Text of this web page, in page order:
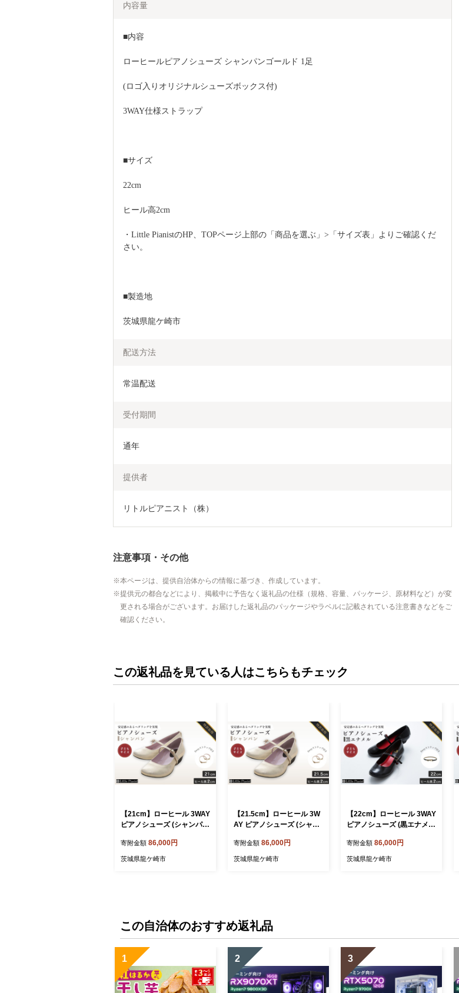
内容量
■内容
ローヒールピアノシューズ シャンパンゴールド 1足
(ロゴ入りオリジナルシューズボックス付)
3WAY仕様ストラップ
■サイズ
22cm
ヒール高2cm
・Little PianistのHP、TOPページ上部の「商品を選ぶ」>「サイズ表」よりご確認くだ
さい。
■製造地
茨城県龍ケ崎市
配送方法
常温配送
受付期間
通年
提供者
リトルピアニスト（株）
注意事項・その他
本ページは、提供自治体からの情報に基づき、作成しています。
提供元の都合などにより、掲載中に予告なく返礼品の仕様（規格、容量、パッケージ、原材料など）が変
更される場合がございます。お届けした返礼品のパッケージやラベルに記載されている注意書きなどをご
確認ください。
この返礼品を見ている人はこちらもチェック
【21cm】ローヒール 3WAY
ピアノシューズ (シャンパン
くつ シューズ レディース
日本製 特許取得 滑り止め付
寄附金額 86,000円
茨城県龍ケ崎市
【21.5cm】ローヒール 3W
AY ピアノシューズ (シャン
| 靴 くつ シューズ レディー
ス 日本製 特許取得 滑り止
寄附金額 86,000円
茨城県龍ケ崎市
【22cm】ローヒール 3WAY
ピアノシューズ (黒エナメ
ューズ レディース 日本製
特許取得 滑り止め付 負担軽
寄附金額 86,000円
茨城県龍ケ崎市
この自治体のおすすめ返礼品
1 2 3